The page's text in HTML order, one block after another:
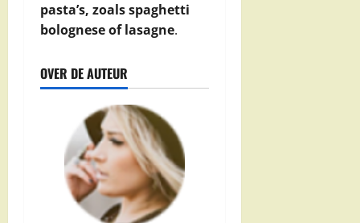
pasta’s, zoals spaghetti
bolognese of lasagne.
OVER DE AUTEUR